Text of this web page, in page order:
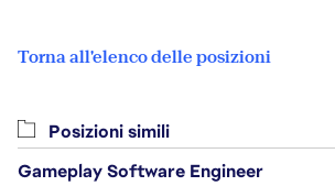
Torna all'elenco delle posizioni
Posizioni simili
Gameplay Software Engineer